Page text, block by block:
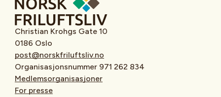
Christian Krohgs Gate 10
0186 Oslo
post@norskfriluftsliv.no
Organisasjonsnummer 971 262 834
Medlemsorganisasjoner
For presse